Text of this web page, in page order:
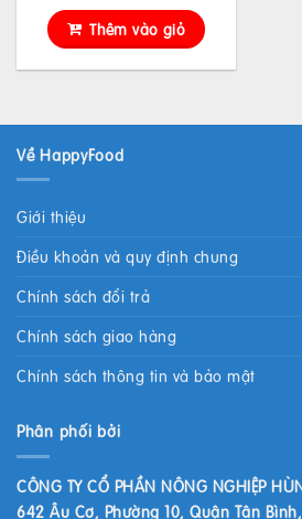
Thêm vào giỏ
Về HappyFood
Giới thiệu
Điều khoản và quy định chung
Chính sách đổi trả
Chính sách giao hàng
Chính sách thông tin và bảo mật
Phân phối bởi
CÔNG TY CỔ PHẦN NÔNG NGHIỆP
642 Âu Cơ, Phường 10, Quận Tân